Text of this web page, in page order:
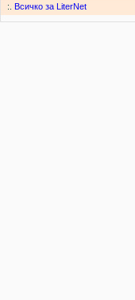
:. Всичко за LiterNet